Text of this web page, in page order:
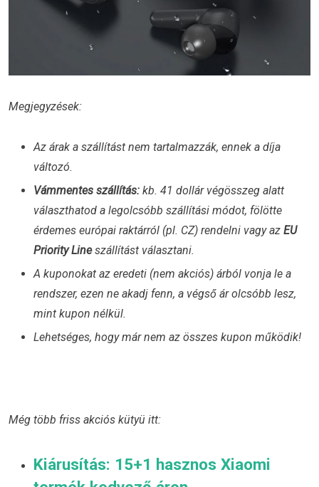
Megjegyzések:
Az árak a szállítást nem tartalmazzák, ennek a díja
változó.
Vámmentes szállítás: kb. 41 dollár végösszeg alatt
választhatod a legolcsóbb szállítási módot, fölötte
érdemes európai raktárról (pl. CZ) rendelni vagy az EU
Priority Lineszállítást választani.
A kuponokat az eredeti (nem akciós) árból vonja le a
rendszer, ezen ne akadj fenn, a végső ár olcsóbb lesz,
mint kupon nélkül.
Lehetséges, hogy már nem az összes kupon működik!
Még több friss akciós kütyü itt:
Kiárusítás: 15+1 hasznos Xiaomi